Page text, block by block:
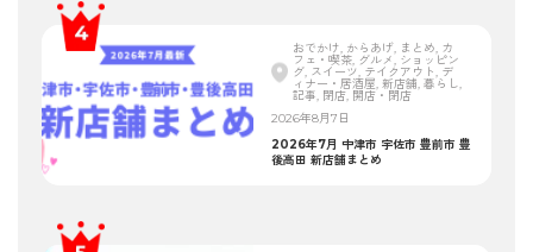
おでかけ, からあげ, まとめ, カ
フェ・喫茶, グルメ, ショッピン
グ, スイーツ, テイクアウト, デ
ィナー・居酒屋, 新店舗, 暮らし,
記事, 閉店, 開店・閉店
2026年8月7日
2026年7月 中津市 宇佐市 豊前市 豊
後高田 新店舗まとめ